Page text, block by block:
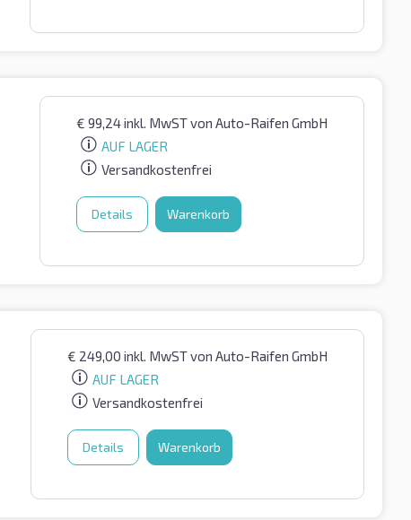
€ 99,24inkl. MwSTvon Auto-Raifen GmbH
AUF LAGER
Versandkostenfrei
Details Warenkorb
€ 249,00 inkl. MwSTvon Auto-Raifen GmbH
AUF LAGER
Versandkostenfrei
Details Warenkorb